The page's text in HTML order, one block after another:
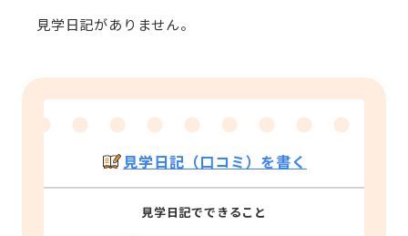
見学日記がありません。
見学日記（口コミ）を書く
見学日記でできること